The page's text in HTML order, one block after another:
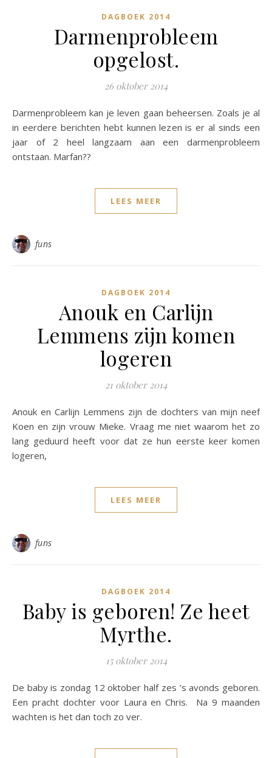
DAGBOEK 2014
Darmenprobleem
opgelost.
26 oktober 2014
Darmenprobleem kan je leven gaan beheersen. Zoals je al
in eerdere berichten hebt kunnen lezen is er al sinds een
jaar of 2 heel langzaam aan een darmenprobleem
ontstaan. Marfan??
LEES MEER
funs
DAGBOEK 2014
Anouk en Carlijn
Lemmens zijn komen
logeren
21 oktober 2014
Anouk en Carlijn Lemmens zijn de dochters van mijn neef
Koen en zijn vrouw Mieke. Vraag me niet waarom het zo
lang geduurd heeft voor dat ze hun eerste keer komen
logeren,
LEES MEER
funs
DAGBOEK 2014
Baby is geboren! Ze heet
Myrthe.
15 oktober 2014
De baby is zondag 12 oktober half zes ’s avonds geboren.
Een pracht dochter voor Laura en Chris. Na 9 maanden
wachten is het dan toch zo ver.